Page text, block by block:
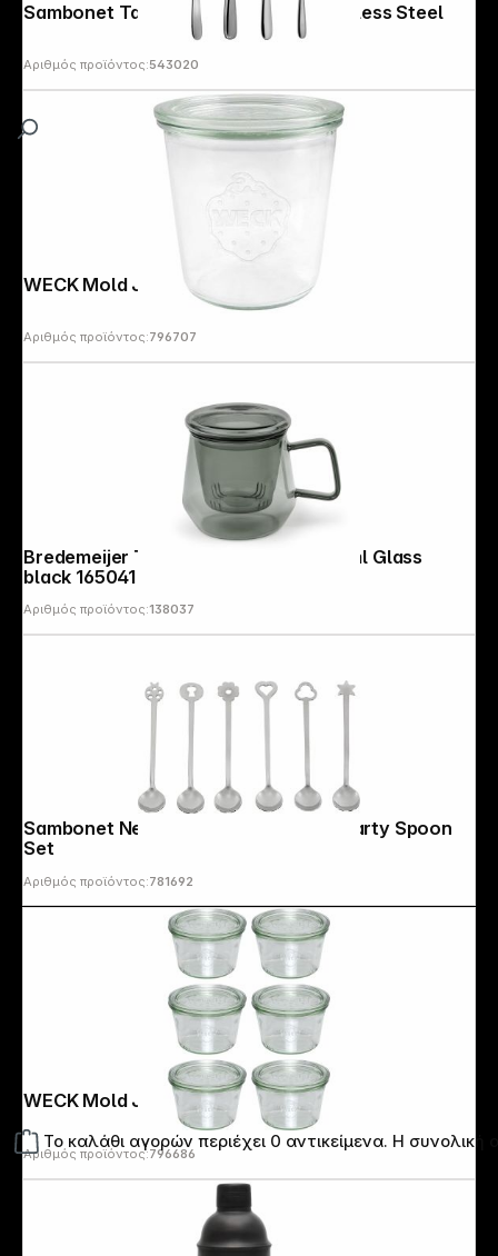
Το καλάθι αγορών περιέχει 0 αντικείμενα. Η συνολική
Sambonet Taste cutlery 24 pcs. Stainless Steel
Αριθμός προϊόντος:543020
Αριθμός προϊόντος:796707
Bredemeijer Tea for one Livorno 350ml Glass
black 165041
Αριθμός προϊόντος:138037
Sambonet New Portafortuna Inox 6 Party Spoon
Set
Αριθμός προϊόντος:781692
WECK Mold Jar 370ml Set of 6
Αριθμός προϊόντος:796686